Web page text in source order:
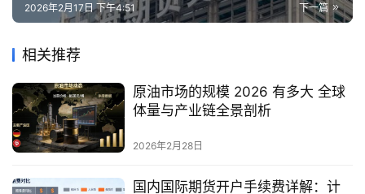
下一篇
2026年2月17日 下午4:51
相关推荐
原油市场的规模 2026 有多大 全球
体量与产业链全景剖析
2026年2月28日
国内国际期货开户手续费详解：计